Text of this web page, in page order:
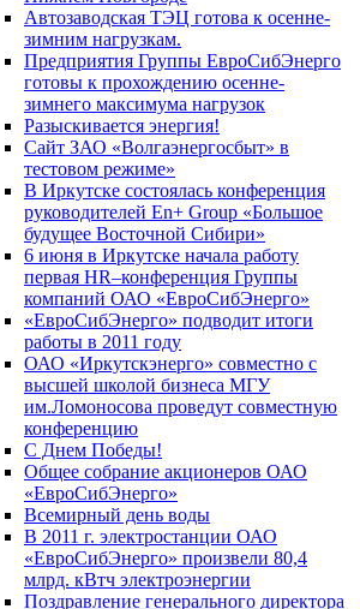
Автозаводская ТЭЦ готова к осенне-
зимним нагрузкам.
Предприятия Группы ЕвроСибЭнерго
готовы к прохождению осенне-
зимнего максимума нагрузок
Разыскивается энергия!
Сайт ЗАО «Волгаэнергосбыт» в
тестовом режиме»
В Иркутске состоялась конференция
руководителей En+ Group «Большое
будущее Восточной Сибири»
6 июня в Иркутске начала работу
первая HR–конференция Группы
компаний ОАО «ЕвроСибЭнерго»
«ЕвроСибЭнерго» подводит итоги
работы в 2011 году
ОАО «Иркутскэнерго» совместно с
высшей школой бизнеса МГУ
им.Ломоносова проведут совместную
конференцию
С Днем Победы!
Общее собрание акционеров ОАО
«ЕвроСибЭнерго»
Всемирный день воды
В 2011 г. электростанции ОАО
«ЕвроСибЭнерго» произвели 80,4
млрд. кВтч электроэнергии
Поздравление генерального директора